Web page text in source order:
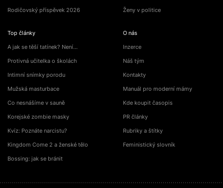
Rodičovský příspěvek 2026
Top články
A jak se těší tatínek? Není…
Protivná učitelka o školách
Intimní snímky porodu
Mužská masturbace
Co nesnášíme v sauně
Korejské zombie masky
Kvíz: Poznáte narcistu?
Kingdom Come 2 a ženské tělo
Bossing: jak se bránit
Ženy v politice
O nás
Inzerce
Náš tým
Kontakty
Manuál pro moderní mámy
Kde koupit časopis
PR články
Rubriky a štítky
Feministický slovník